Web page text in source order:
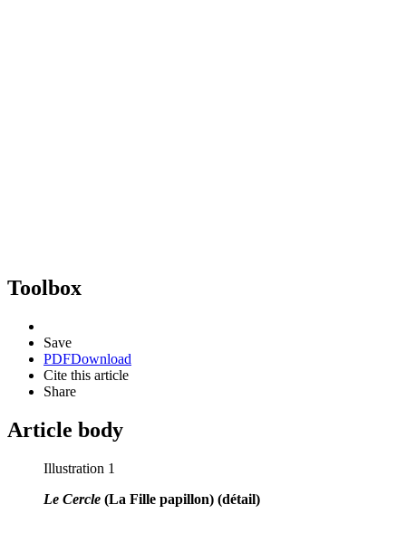
Toolbox
Save
PDFDownload
Cite this article
Share
Article body
Illustration 1
Le Cercle (La Fille papillon) (détail)